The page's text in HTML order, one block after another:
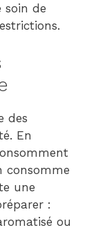
soin de
des
En
consomme
une
:
ou